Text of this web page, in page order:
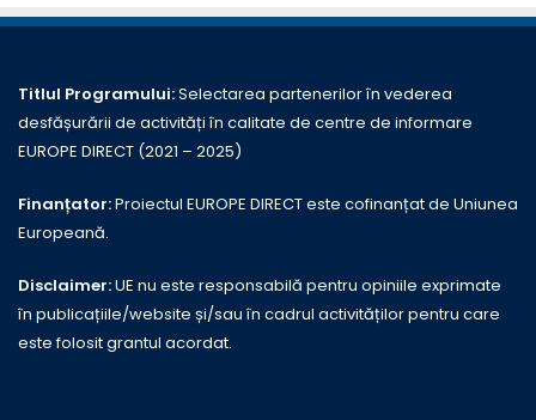
Titlul Programului:Selectarea partenerilor în vederea
desfășurării de activități în calitate de centre de informare
EUROPE DIRECT (2021 – 2025)
Finanțator:Proiectul EUROPE DIRECT este cofinanțat de Uniunea
Europeană.
Disclaimer:UE nu este responsabilă pentru opiniile exprimate
în publicațiile/website și/sau în cadrul activităților pentru care
este folosit grantul acordat.